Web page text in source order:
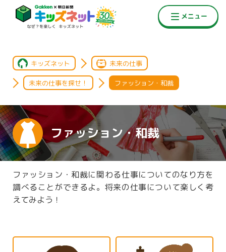
キッズネット 未来の仕事
未来の仕事を探せ！ ファッション・和裁
ファッション・和裁
ファッション・和裁に関わる仕事についてのなり方を
調べることができるよ。将来の仕事について楽しく考
えてみよう！